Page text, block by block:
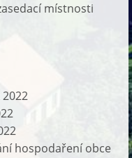
místnosti
2022
hospodaření obce